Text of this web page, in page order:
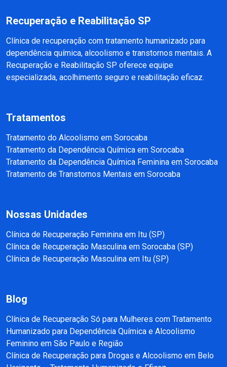
Recuperação e Reabilitação SP
Clínica de recuperação com tratamento humanizado para
dependência química, alcoolismo e transtornos mentais. A
Recuperação e Reabilitação SP oferece equipe
especializada, acolhimento seguro e reabilitação eficaz.
Tratamentos
Tratamento do Alcoolismo em Sorocaba
Tratamento da Dependência Química em Sorocaba
Tratamento da Dependência Química Feminina em Sorocaba
Tratamento de Transtornos Mentais em Sorocaba
Nossas Unidades
Clínica de Recuperação Feminina em Itu (SP)
Clínica de Recuperação Masculina em Sorocaba (SP)
Clínica de Recuperação Masculina em Itu (SP)
Blog
Clínica de Recuperação Só para Mulheres com Tratamento
Humanizado para Dependência Química e Alcoolismo
Feminino em São Paulo e Região
Clínica de Recuperação para Drogas e Alcoolismo em Belo